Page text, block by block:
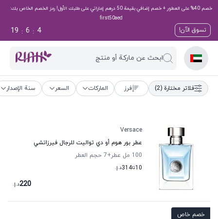
خصم 40% على العطور + خصم إضافي بقيمة 50 درهم إماراتي على طلبك الأول! رمز الخصم الخاص بك:
first50aed
تسوق الآن! 3
:
6
:
19
ابحث عن ماركة أو منتج
فلاتر مختارة (2) فرز الماركات السعر سنة الإصدار
Versace
عطر بور هوم أو دي تواليت للرجال فيرزاتشي
100 مل عطر
+7
حجم العطر
10تا314د.إ.
220د.إ.
خصم خاص